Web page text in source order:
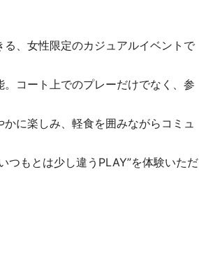
、女性限定のカジュアルイベントで
コート上でのプレーだけでなく、参
に楽しみ、軽食を囲みながらコミュ
つもとは少し違うPLAY”を体験いただ